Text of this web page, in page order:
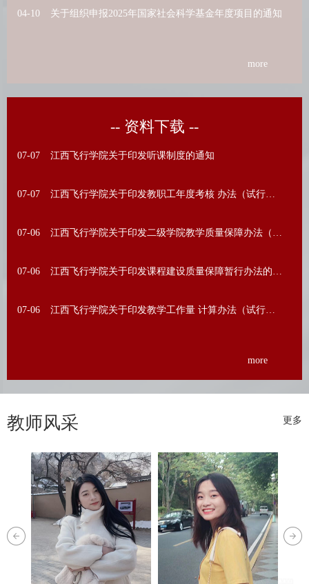
04-10 关于组织申报2025年国家社会科学基金年度项目的通知
more
-- 资料下载 --
07-07 江西飞行学院关于印发听课制度的通知
07-07 江西飞行学院关于印发教职工年度考核 办法（试行）的通知
07-06 江西飞行学院关于印发二级学院教学质量保障办法（试行）的通知
07-06 江西飞行学院关于印发课程建设质量保障暂行办法的通知
07-06 江西飞行学院关于印发教学工作量 计算办法（试行）的通知
more
教师风采 更多